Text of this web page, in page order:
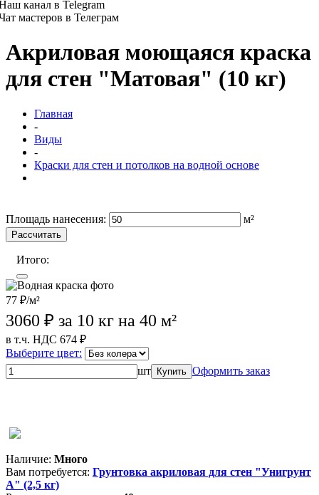
канал в Telegram
мастеров в Телеграм
Акриловая моющаяся краска
для стен "Матовая" (10 кг)
Главная
-
Виды
-
Краски для стен и потолков на водной основе
Площадь нанесения:
м²
Рассчитать
Итого:
77 ₽/м²
3060 ₽ за 10 кг на 40 м²
в т.ч. НДС 674 ₽
Выберите цвет:
шт
Купить Оформить заказ
Наличие: Много
Вам потребуется: Грунтовка акриловая для стен "Унигрунт
А" (2,5 кг)